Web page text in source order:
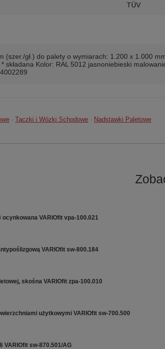
TÜV
(szer./gł.) do palety o wymiarach: 1.200 x 1.000
składana Kolor: RAL 5012 jasnoniebieski
· Taczki i Wózki Schodowe · Nadstawki Paletowe
ocynkowana VARIOfit vpa-100.021
VARIOfit sw-800.184
skośna VARIOfit zpa-100.010
użytkowymi VARIOfit sw-700.500
VARIOfit sw-870.501/AG